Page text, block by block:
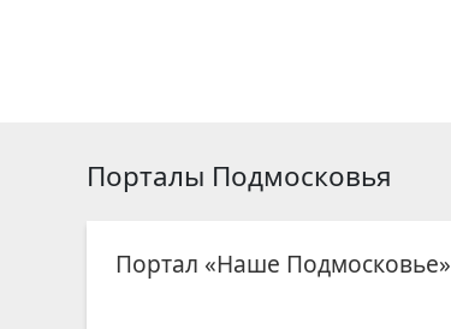
Порталы Подмосковья
Портал «Наше Подмосковье»